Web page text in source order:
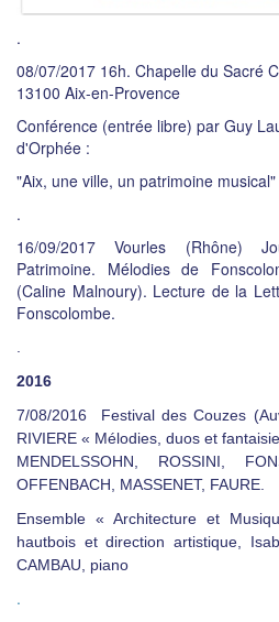
.
08/07/2017 16h. Chapelle du Sacré
13100 Aix-en-Provence
Conférence (entrée libre) par Guy
d'Orphée :
"Aix, une ville, un patrimoine musical"
.
16/09/2017 Vourles (Rhône)
Patrimoine. Mélodies de
(Caline Malnoury). Lecture de la
Fonscolombe.
2016
7/08/2016 Festival des Couzes
RIVIERE « Mélodies, duos et
MENDELSSOHN, ROSSINI,
OFFENBACH, MASSENET, FAURE.
Ensemble « Architecture et
hautbois et direction artistique,
CAMBAU, piano
.